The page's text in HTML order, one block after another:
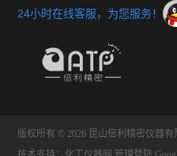
24小时在线客服，为您服务！
版权所有 © 2026 昆山倍利精密仪器有